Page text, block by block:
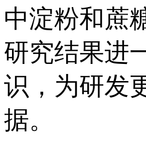
中淀粉和蔗
研究结果进
识，为研发
据。